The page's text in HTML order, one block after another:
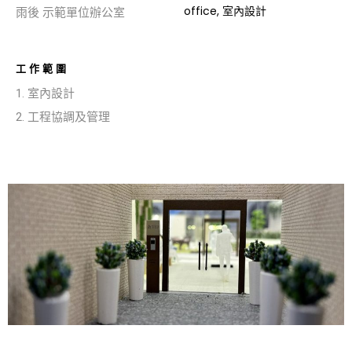
雨後 示範單位辦公室 office, 室內設計
工作範圍
1. 室內設計
2. 工程協調及管理